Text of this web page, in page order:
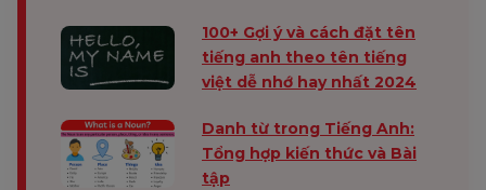
100+ Gợi ý và cách đặt tên
tiếng anh theo tên tiếng
việt dễ nhớ hay nhất 2024
Danh từ trong Tiếng Anh:
Tổng hợp kiến thức và Bài
tập